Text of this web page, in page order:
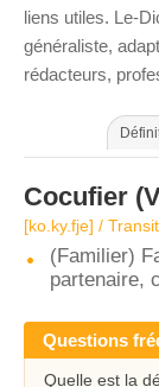
liens utiles. Le-
généraliste,
rédacteurs,
Cocufier
[ko.ky.fje] /
(Familier)
partenaire,
Questions
Quelle est la